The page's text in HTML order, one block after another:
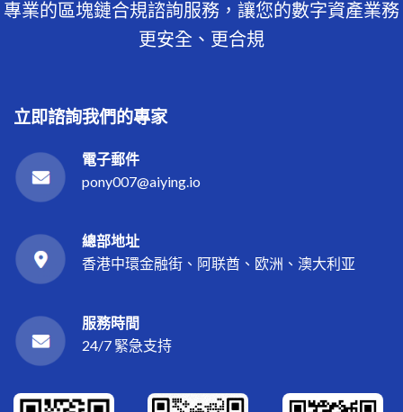
專業的區塊鏈合規諮詢服務，讓您的數字資產業務
更安全、更合規
立即諮詢我們的專家
電子郵件
pony007@aiying.io
總部地址
香港中環金融街、阿联酋、欧洲、澳大利亚
服務時間
24/7 緊急支持